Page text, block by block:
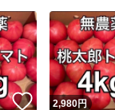
いいね！
2,980円